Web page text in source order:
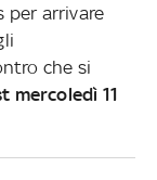
per arrivare
che si
mercoledì 11